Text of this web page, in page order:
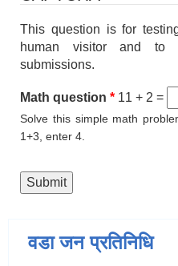
This question is for
human visitor and to
submissions.
Math question * 11 + 2 =
Solve this simple math
1+3, enter 4.
वडा जन प्रतिनिधि